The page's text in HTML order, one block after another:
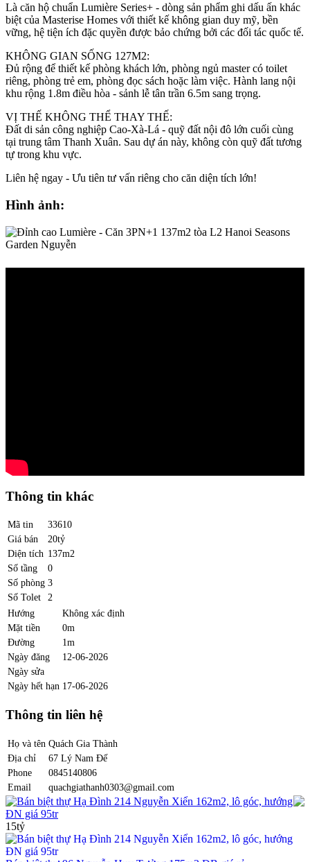
Là căn hộ chuẩn Lumière Series+ - dòng sản phẩm ghi dấu ấn khác
biệt của Masterise Homes với thiết kế không gian duy mỹ, bền
vững, hệ tiện ích đặc quyền được bảo chứng bởi các đối tác quốc tế.
KHÔNG GIAN SỐNG 127M2:
Đủ rộng để thiết kế phòng khách lớn, phòng ngủ master có toilet
riêng, phòng trẻ em, phòng đọc sách hoặc làm việc. Hành lang nội
khu rộng 1.8m điều hòa - sảnh lễ tân trần 6.5m sang trọng.
VỊ THẾ KHÔNG THỂ THAY THẾ:
Đất di sản công nghiệp Cao-Xà-Lá - quỹ đất nội đô lớn cuối cùng
tại trung tâm Thanh Xuân. Sau dự án này, không còn quỹ đất tương
tự trong khu vực.
Liên hệ ngay - Ưu tiên tư vấn riêng cho căn diện tích lớn!
Hình ảnh:
Thông tin khác
Mã tin
33610
Giá bán
20tỷ
Diện tích 137m2
Số tầng
0
Số phòng 3
Số Tolet
2
Hướng
Không xác định
Mặt tiền
0m
Đường
1m
Ngày đăng
12-06-2026
Ngày sửa
Ngày hết hạn 17-06-2026
Thông tin liên hệ
Họ và tên Quách Gia Thành
Địa chỉ
67 Lý Nam Đế
Phone
0845140806
Email
quachgiathanh0303@gmail.com
Bán biệt thự Hạ Đình 214 Nguyễn Xiển 162m2, lô góc, hướng
ĐN giá 95tr
15tỷ